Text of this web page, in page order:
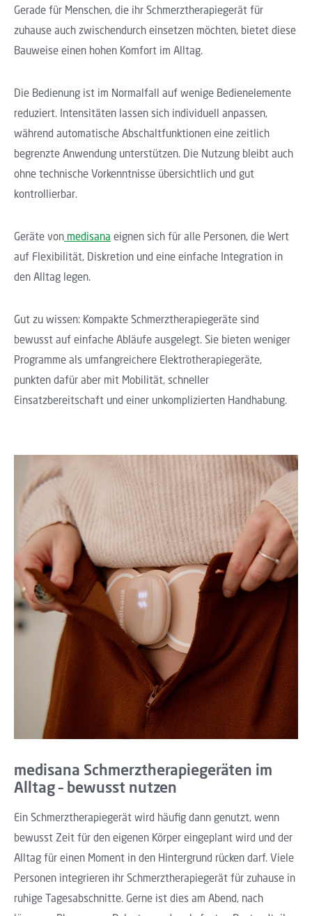
Gerade für Menschen, die ihr Schmerztherapiegerät für
zuhause auch zwischendurch einsetzen möchten, bietet diese
Bauweise einen hohen Komfort im Alltag.
Die Bedienung ist im Normalfall auf wenige Bedienelemente
reduziert. Intensitäten lassen sich individuell anpassen,
während automatische Abschaltfunktionen eine zeitlich
begrenzte Anwendung unterstützen. Die Nutzung bleibt auch
ohne technische Vorkenntnisse übersichtlich und gut
kontrollierbar.
Geräte von medisana eignen sich für alle Personen, die Wert
auf Flexibilität, Diskretion und eine einfache Integration in
den Alltag legen.
Gut zu wissen: Kompakte Schmerztherapiegeräte sind
bewusst auf einfache Abläufe ausgelegt. Sie bieten weniger
Programme als umfangreichere Elektrotherapiegeräte,
punkten dafür aber mit Mobilität, schneller
Einsatzbereitschaft und einer unkomplizierten Handhabung.
medisana Schmerztherapiegeräten im
Alltag – bewusst nutzen
Ein Schmerztherapiegerät wird häufig dann genutzt, wenn
bewusst Zeit für den eigenen Körper eingeplant wird und der
Alltag für einen Moment in den Hintergrund rücken darf. Viele
Personen integrieren ihr Schmerztherapiegerät für zuhause in
ruhige Tagesabschnitte. Gerne ist dies am Abend, nach